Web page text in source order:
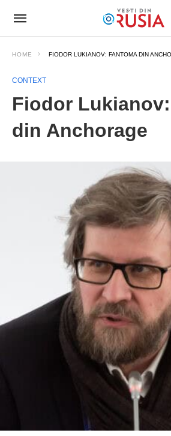
HOME FIODOR LUKIANOV: FANTOMA DIN
CONTEXT
Fiodor
din Anchorage